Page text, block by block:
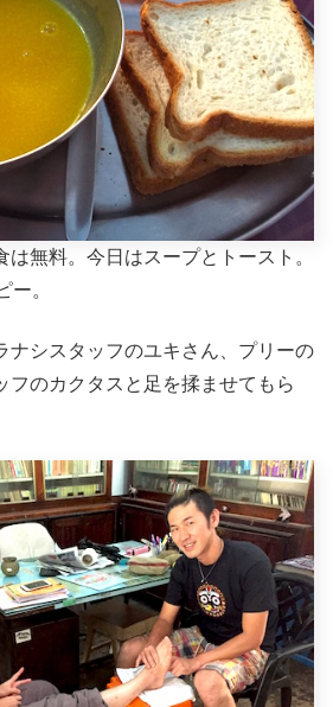
無料。今日はスープとトースト。
ー。
ナシスタッフのユキさん、プリーの
フのカクタスと足を揉ませてもら